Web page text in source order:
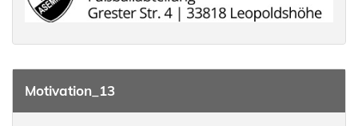
Motivation_13